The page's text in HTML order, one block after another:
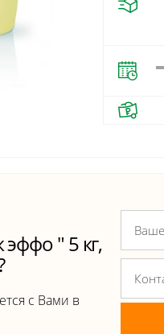
эффо " 5 кг,
с Вами в